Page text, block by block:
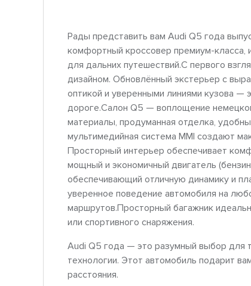
Рады представить вам Audi Q5 года
комфортный кроссовер премиум-класса,
для дальних путешествий.С первого
дизайном. Обновлённый экстерьер с
оптикой и уверенными линиями кузова —
дороге.Салон Q5 — воплощение
материалы, продуманная отделка,
мультимедийная система MMI создают
Просторный интерьер обеспечивает
мощный и экономичный двигатель
обеспечивающий отличную динамику и
уверенное поведение автомобиля на
маршрутов.Просторный багажник
или спортивного снаряжения.
Audi Q5 года — это разумный выбор для
технологии. Этот автомобиль подарит
расстояния.